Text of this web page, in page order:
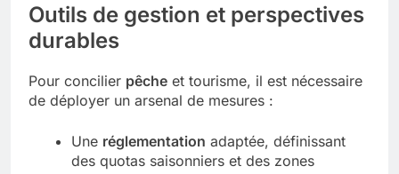
Outils de gestion et perspectives
durables
Pour concilier pêche et tourisme, il est nécessaire
de déployer un arsenal de mesures :
Une réglementation adaptée, définissant
des quotas saisonniers et des zones